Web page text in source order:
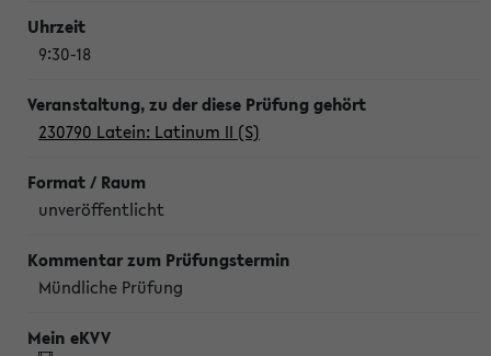
9:30-18
230790 Latein: Latinum II (S)
unveröffentlicht
Mündliche Prüfung